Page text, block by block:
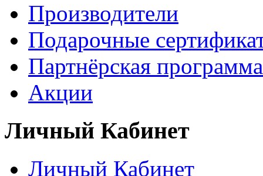
Производители
Подарочные
Партнёрская программа
Акции
Личный Кабинет
Личный Кабинет